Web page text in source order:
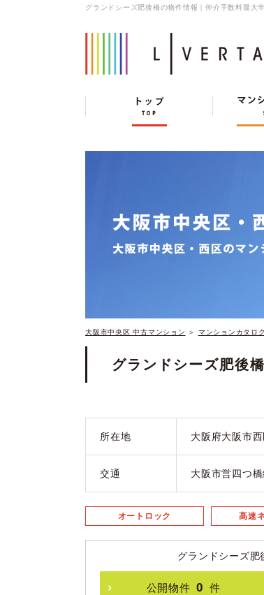
グランドシーズ肥後橋の物件情報｜仲介手数料最大
大阪市中央区 中古マンション ＞ マンションカタロ
グランドシーズ肥後橋
所在地 大阪府大阪市
交通 大阪市営四つ
オートロック 高速
グランドシーズ肥
公開物件 0 件